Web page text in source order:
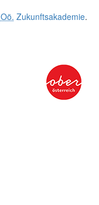
Oö. Zukunftsakademie.